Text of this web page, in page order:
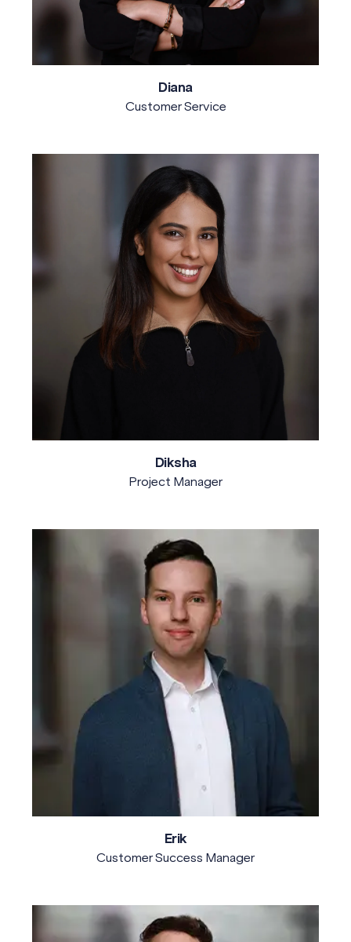
Diana
Customer Service
Diksha
Project Manager
Erik
Customer Success Manager